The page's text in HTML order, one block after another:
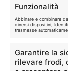
Funzionalità
Abbinare e combinare
diversi dispositivi,
trasmesse
Garantire la
rilevare frodi,
In qualità di